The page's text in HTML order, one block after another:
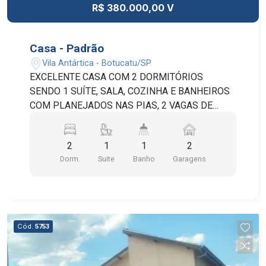
R$ 380.000,00 V
Casa - Padrão
Vila Antártica - Botucatu/SP
EXCELENTE CASA COM 2 DORMITÓRIOS
SENDO 1 SUÍTE, SALA, COZINHA E BANHEIROS
COM PLANEJADOS NAS PIAS, 2 VAGAS DE
AUTOMÁTICO. ÓTIMA LOCALIZAÇÃO.
2
Dorm.
1
Suite
1
Banho
2
Garagens
Cód. 5753